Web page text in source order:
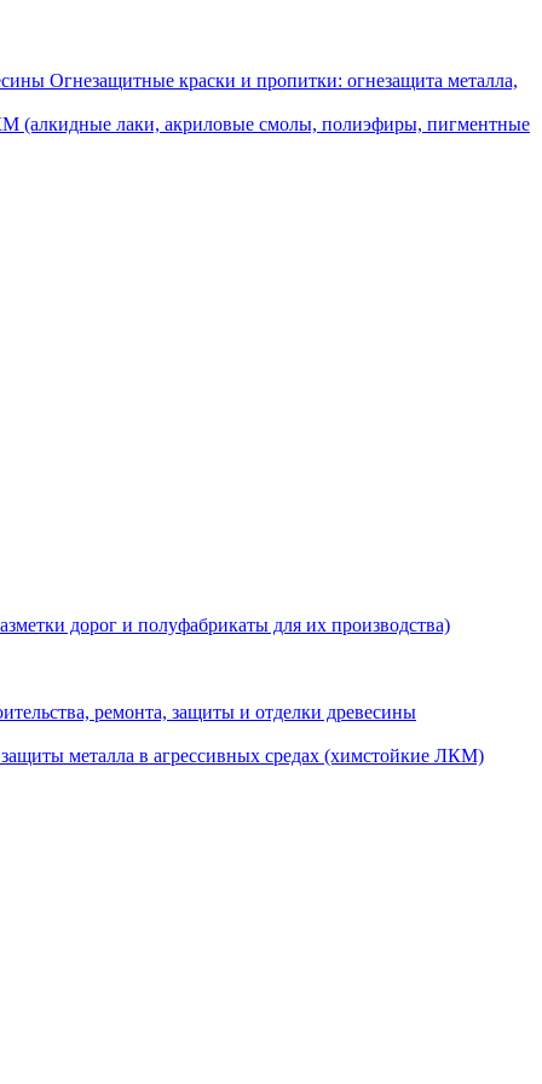
Огнезащитные краски и пропитки: огнезащита металла,
(алкидные лаки, акриловые смолы, полиэфиры, пигментные
дорог и полуфабрикаты для их производства)
ремонта, защиты и отделки древесины
металла в агрессивных средах (химстойкие ЛКМ)